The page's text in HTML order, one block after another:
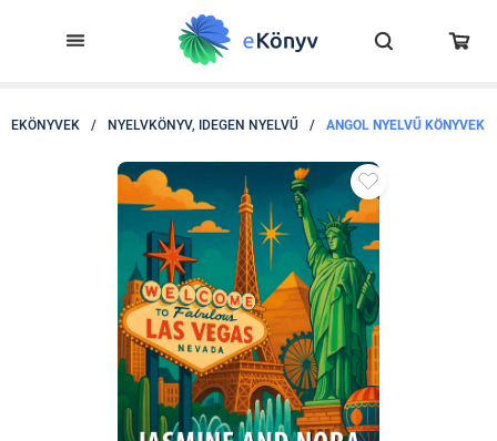
EKÖNYVEK / NYELVKÖNYV, IDEGEN NYELVŰ / ANGOL NYELVŰ KÖNYVEK